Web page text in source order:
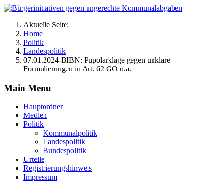
Aktuelle Seite:
Home
Politik
Landespolitik
07.01.2024-BIBN: Pupolarklage gegen unklare
Formulierungen in Art. 62 GO u.a.
Main Menu
Hauptordner
Medien
Politik
Kommunalpolitik
Landespolitik
Bundespolitik
Urteile
Registrierungshinweis
Impressum